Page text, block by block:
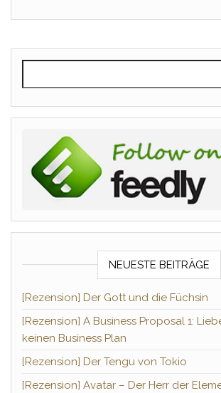
NEUESTE BEITRÄGE
[Rezension] Der Gott und die Füchsin
[Rezension] A Business Proposal 1:
keinen Business Plan
[Rezension] Der Tengu von Tokio
[Rezension] Avatar – Der Herr der